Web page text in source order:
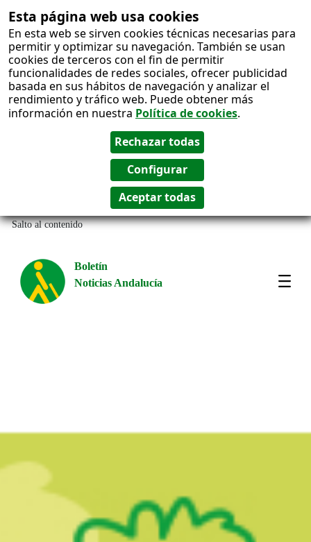
Esta página web usa cookies
En esta web se sirven cookies técnicas necesarias para
permitir y optimizar su navegación. También se usan
cookies de terceros con el fin de permitir
funcionalidades de redes sociales, ofrecer publicidad
basada en sus hábitos de navegación y analizar el
rendimiento y tráfico web. Puede obtener más
información en nuestra Política de cookies.
Salto al contenido
Boletín
Noticias Andalucía